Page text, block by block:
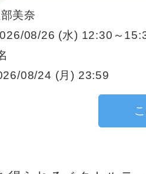
美奈
08/26 (水) 12:30～
08/24 (月) 23:59